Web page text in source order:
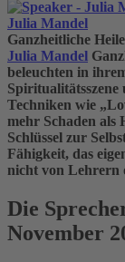
Julia Mandel
Ganzheitliche
Julia Mandel
beleuchten in
Spiritualitätsszene
Techniken wie
mehr Schaden als
Schlüssel zur
Fähigkeit, das
nicht von Lehrern
Die
November